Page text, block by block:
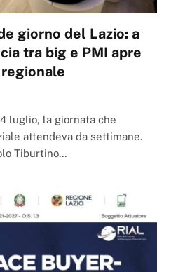
giorno del Lazio: a
tra big e PMI apre
luglio, la giornata che
attendeva da settimane.
Tiburtino…